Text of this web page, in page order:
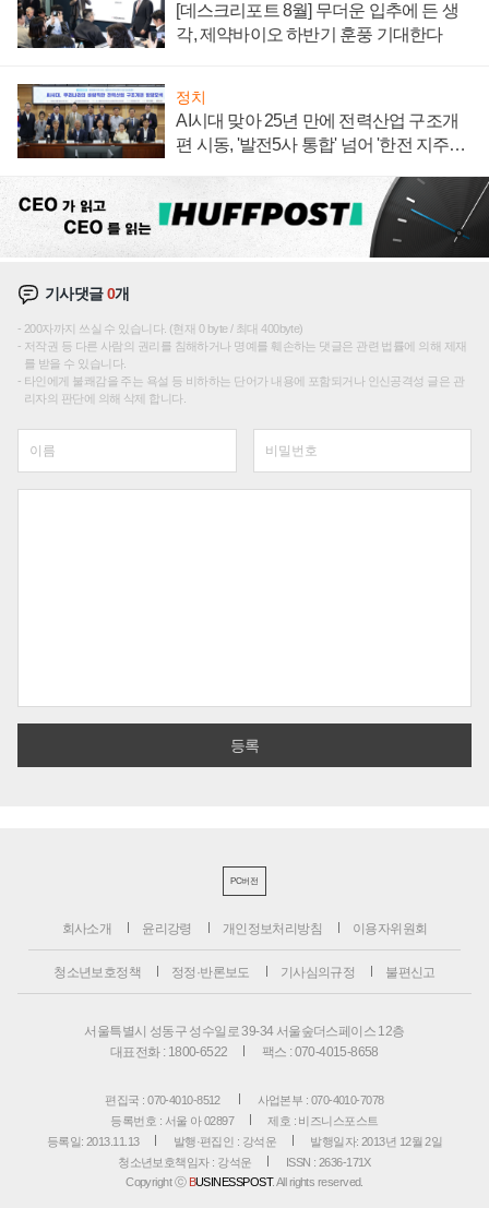
[데스크리포트 8월] 무더운 입추에 든 생
각, 제약바이오 하반기 훈풍 기대한다
정치
AI시대 맞아 25년 만에 전력산업 구조개
편 시동, '발전5사 통합' 넘어 '한전 지주사'
기사댓글0개
200자까지 쓰실 수 있습니다. (현재 0 byte / 최대 400byte)
저작권 등 다른 사람의 권리를 침해하거나 명예를 훼손하는 댓글은 관련 법률에 의해 제재
를 받을 수 있습니다.
타인에게 불쾌감을 주는 욕설 등 비하하는 단어가 내용에 포함되거나 인신공격성 글은 관
리자의 판단에 의해 삭제 합니다.
PC버전
회사소개 윤리강령 개인정보처리방침 이용자위원회
청소년보호정책 정정·반론보도 기사심의규정 불편신고
서울특별시 성동구 성수일로 39-34 서울숲더스페이스 12층
대표전화 : 1800-6522
팩스 : 070-4015-8658
편집국 : 070-4010-8512
사업본부 : 070-4010-7078
등록번호 : 서울 아 02897
제호 : 비즈니스포스트
등록일: 2013.11.13
발행·편집인 : 강석운
발행일자: 2013년 12월 2일
청소년보호책임자 : 강석운
ISSN : 2636-171X
Copyright ⓒ BUSINESSPOST. All rights reserved.